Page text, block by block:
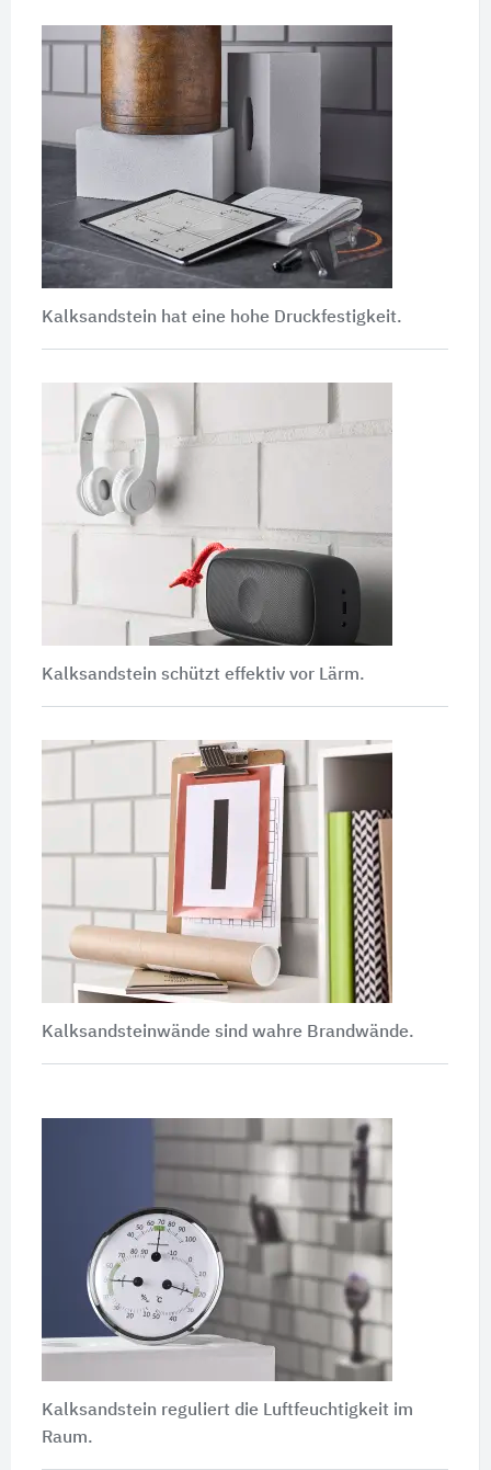
Kalksandstein hat eine hohe Druckfestigkeit.
Kalksandstein schützt effektiv vor Lärm.
Kalksandsteinwände sind wahre Brandwände.
Kalksandstein reguliert die Luftfeuchtigkeit im
Raum.